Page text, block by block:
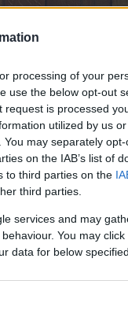
processing of your
use the below opt-out
is processed
utilized by us
may separately
on the IAB’s list of
to third parties on the
third parties.
services and may
You may
data for below
τονίζει«η
που
Όπως είχαμε
την
για τους μήνες
τις